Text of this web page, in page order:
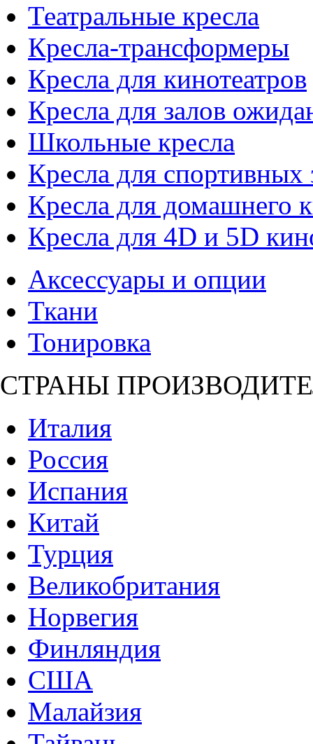
Театральные кресла
Кресла-трансформеры
Кресла для кинотеатров
Кресла для залов
Школьные кресла
Кресла для спортивных
Кресла для домашнего
Кресла для 4D и 5D
Аксессуары и опции
Ткани
Тонировка
СТРАНЫ
Италия
Россия
Испания
Китай
Турция
Великобритания
Норвегия
Финляндия
США
Малайзия